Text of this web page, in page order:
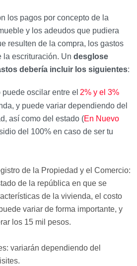
los pagos por concepto de la
y los adeudos que pudiera
resulten de la compra, los gastos
la escrituración. Un desglose
debería incluir los siguientes:
puede oscilar entre el 2% y el 3%
y puede variar dependiendo del
así como del estado (En Nuevo
del 100% en caso de ser tu
de la Propiedad y el Comercio:
de la república en que se
de la vivienda, el costo
variar de forma importante, y
los 15 mil pesos.
variarán dependiendo del